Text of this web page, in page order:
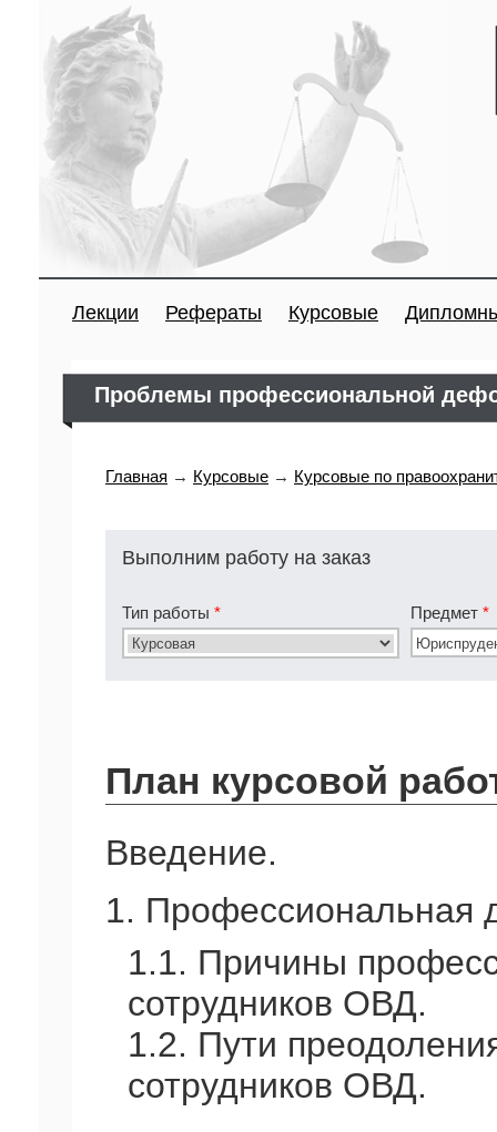
Лекции Рефераты Курсовые
Проблемы профессиональной
Главная → Курсовые → Курсовые по
Выполним работу на заказ
Тип работы * Предмет *
План курсовой
Введение.
1. Профессиональная
1.1. Причины
сотрудников ОВД.
1.2. Пути
сотрудников ОВД.